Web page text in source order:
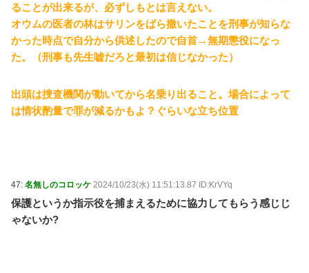
ることが出来るが、必ずしもとは言えない。
オウムの医者の林はサリンをばら撒いたことを刑事が知らな
かった時点で自分から供述したので自首→無期懲役になっ
た。（刑事も先生嘘だろと最初は信じなかった）
出頭は捜査機関が動いてから名乗り出ること。場合によって
は情状酌量で罪が減るかもよ？ぐらいな立ち位置
47: 名無しのコロッケ 2024/10/23(水) 11:51:13.87 ID:KrVYq
保護というか指示役を捕まえるために協力してもらう感じじ
ゃないか?